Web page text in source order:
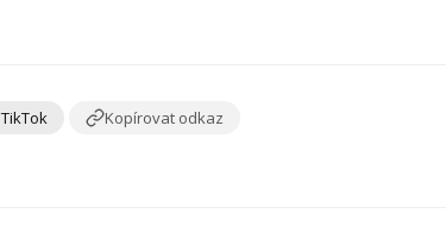
TikTok Kopírovat odkaz